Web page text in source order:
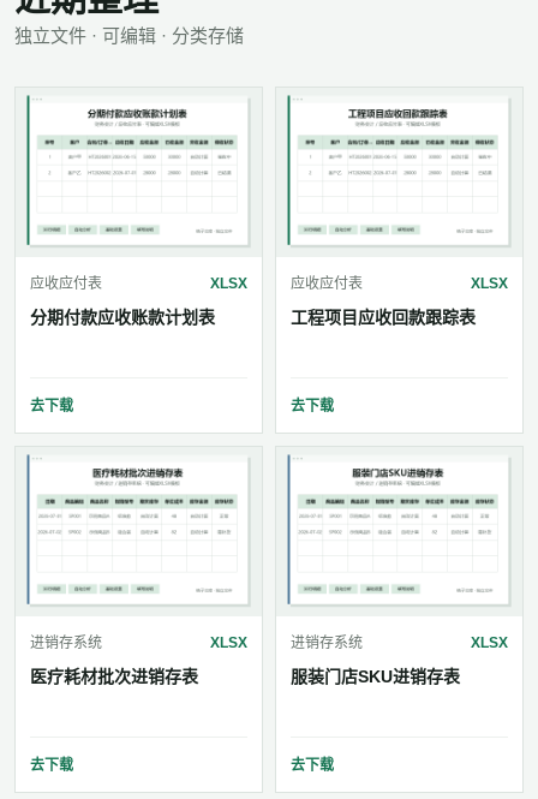
独立文件 · 可编辑 · 分类存储
应收应付表 XLSX
分期付款应收账款计划表
去下载
应收应付表 XLSX
工程项目应收回款跟踪表
去下载
进销存系统 XLSX
医疗耗材批次进销存表
去下载
进销存系统 XLSX
服装门店SKU进销存表
去下载